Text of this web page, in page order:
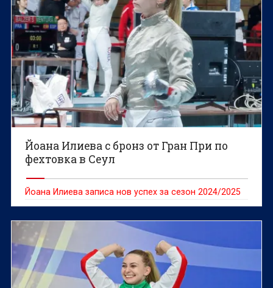
Йоана Илиева с бронз от Гран При по
фехтовка в Сеул
Йоана Илиева записа нов успех за сезон 2024/2025